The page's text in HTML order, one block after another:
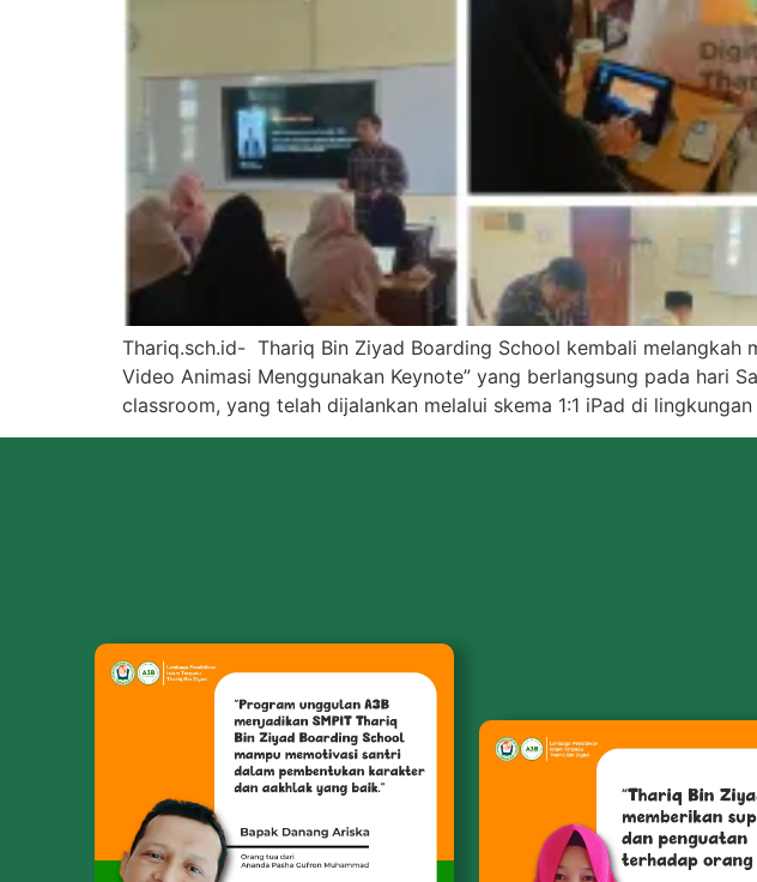
Thariq.sch.id- Thariq Bin Ziyad Boarding School kembali
Video Animasi Menggunakan Keynote” yang berlangsung pada hari
classroom, yang telah dijalankan melalui skema 1:1 iPad di